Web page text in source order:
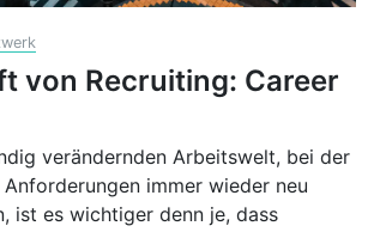
von Recruiting: Career
verändernden Arbeitswelt, bei der
immer wieder neu
ist es wichtiger denn je, dass